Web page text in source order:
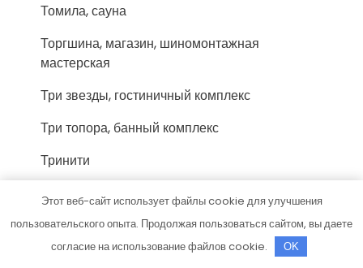
Томила, сауна
Торгшина, магазин, шиномонтажная
мастерская
Три звезды, гостиничный комплекс
Три топора, банный комплекс
Тринити
Тройка, сауна
У Володи, гостиничный комплекс
Этот веб-сайт использует файлы cookie для улучшения
пользовательского опыта. Продолжая пользоваться сайтом, вы даете
согласие на использование файлов cookie.
OK